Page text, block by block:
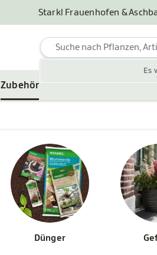
Starkl Frauenhofen &
Es
Zubehör
Dünger